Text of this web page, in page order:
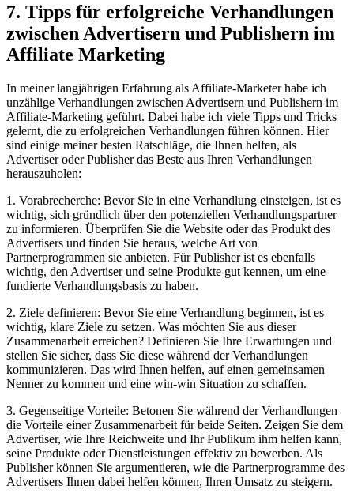
7. Tipps für erfolgreiche Verhandlungen
zwischen Advertisern und Publishern im
Affiliate Marketing
In meiner langjährigen Erfahrung als Affiliate-Marketer habe ich
unzählige Verhandlungen zwischen Advertisern und Publishern im
Affiliate-Marketing geführt. Dabei habe ich viele Tipps und Tricks
gelernt, die zu erfolgreichen Verhandlungen führen können. Hier
sind einige meiner besten Ratschläge, die Ihnen helfen, als
Advertiser oder Publisher das Beste aus Ihren Verhandlungen
herauszuholen:
1. Vorabrecherche: Bevor Sie in eine Verhandlung einsteigen, ist es
wichtig, sich gründlich über den potenziellen Verhandlungspartner
zu informieren. Überprüfen Sie die Website oder das Produkt des
Advertisers und finden Sie heraus, welche Art von
Partnerprogrammen sie anbieten. Für Publisher ist es ebenfalls
wichtig, den Advertiser und seine Produkte gut kennen, um eine
fundierte Verhandlungsbasis zu haben.
2. Ziele definieren: Bevor Sie eine Verhandlung beginnen, ist es
wichtig, klare Ziele zu setzen. Was möchten Sie aus dieser
Zusammenarbeit erreichen? Definieren Sie Ihre Erwartungen und
stellen Sie sicher, dass Sie diese während der Verhandlungen
kommunizieren. Das wird Ihnen helfen, auf einen gemeinsamen
Nenner zu kommen und eine win-win Situation zu schaffen.
3. Gegenseitige Vorteile: Betonen Sie während der Verhandlungen
die Vorteile einer Zusammenarbeit für beide Seiten. Zeigen Sie dem
Advertiser, wie Ihre Reichweite und Ihr Publikum ihm helfen kann,
seine Produkte oder Dienstleistungen effektiv zu bewerben. Als
Publisher können Sie argumentieren, wie die Partnerprogramme des
Advertisers Ihnen dabei helfen können, Ihren Umsatz zu steigern.